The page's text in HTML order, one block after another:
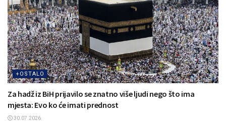
+OSTALO
Za hadž iz BiH prijavilo se znatno više ljudi nego što ima
mjesta: Evo ko će imati prednost
30.07.2026.